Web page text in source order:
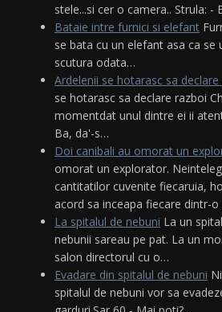
stele...si cer o camera.. Strula:
Bataie intre furnici si elefant
se bata cu un elefant asa ca se
scutura odata…
Ardelenii se hotarasc sa declare
se hotarasc sa declare razboi
momentdat unul dintre ei ii
Ba, da'-s…
Doi canibali au omorat un
omorat un explorator.
cantitatilor cuvenite fiecaruia,
acord sa inceapa fiecare dintr-
La spitalul de nebuni La un
nebunii sareau pe pat. La un
salon directorul cu o…
Evadare din spitalul de nebuni
spitalul de nebuni vor sa